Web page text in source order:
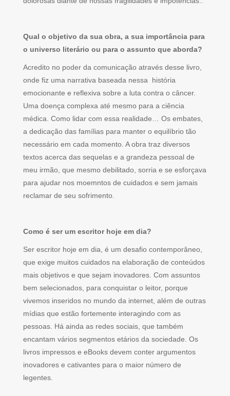
Qual o objetivo da sua obra, a sua importância para
o universo literário ou para o assunto que aborda?
Acredito no poder da comunicação através desse livro,
onde fiz uma narrativa baseada nessa história
emocionante e reflexiva sobre a luta contra o câncer.
Uma doença complexa até mesmo para a ciência
médica. Como lidar com essa realidade… Os embates,
a dedicação das famílias para manter o equilíbrio tão
necessário em cada momento. A obra traz diversos
textos acerca das sequelas e a grandeza pessoal de
meu irmão, que mesmo debilitado, sorria e se esforçava
para ajudar nos moemntos de cuidados e sem jamais
reclamar de seu sofrimento.
Como é ser um escritor hoje em dia?
Ser escritor hoje em dia, é um desafio contemporâneo,
que exige muitos cuidados na elaboração de conteúdos
mais objetivos e que sejam inovadores. Com assuntos
bem selecionados, para conquistar o leitor, porque
vivemos inseridos no mundo da internet, além de outras
mídias que estão fortemente interagindo com as
pessoas. Há ainda as redes sociais, que também
encantam vários segmentos etários da sociedade. Os
livros impressos e eBooks devem conter argumentos
inovadores e cativantes para o maior número de
legentes.